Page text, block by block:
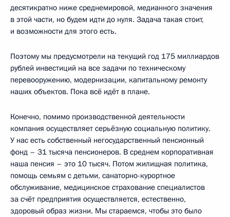
десятикратно ниже среднемировой, медианного значения
в этой части, но будем идти до нуля. Задача такая стоит,
и возможности для этого есть.
Поэтому мы предусмотрели на текущий год 175 миллиардов
рублей инвестиций на все задачи по техническому
перевооружению, модернизации, капитальному ремонту
наших объектов. Пока всё идёт в плане.
Конечно, помимо производственной деятельности
компания осуществляет серьёзную социальную политику.
У нас есть собственный негосударственный пенсионный
фонд – 31 тысяча пенсионеров. В среднем корпоративная
наша пенсия – это 10 тысяч. Потом жилищная политика,
помощь семьям с детьми, санаторно-курортное
обслуживание, медицинское страхование специалистов
за счёт предприятия осуществляется, естественно,
здоровый образ жизни. Мы стараемся, чтобы это было